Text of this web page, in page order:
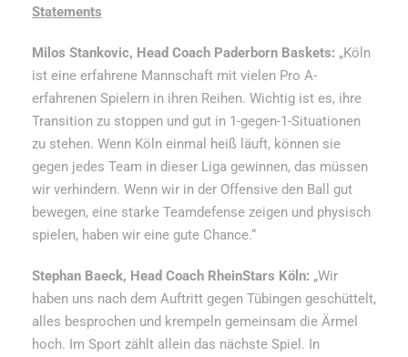
Statements
Milos Stankovic, Head Coach Paderborn Baskets: „Köln
ist eine erfahrene Mannschaft mit vielen Pro A-
erfahrenen Spielern in ihren Reihen. Wichtig ist es, ihre
Transition zu stoppen und gut in 1-gegen-1-Situationen
zu stehen. Wenn Köln einmal heiß läuft, können sie
gegen jedes Team in dieser Liga gewinnen, das müssen
wir verhindern. Wenn wir in der Offensive den Ball gut
bewegen, eine starke Teamdefense zeigen und physisch
spielen, haben wir eine gute Chance.“
Stephan Baeck, Head Coach RheinStars Köln: „Wir
haben uns nach dem Auftritt gegen Tübingen geschüttelt,
alles besprochen und krempeln gemeinsam die Ärmel
hoch. Im Sport zählt allein das nächste Spiel. In